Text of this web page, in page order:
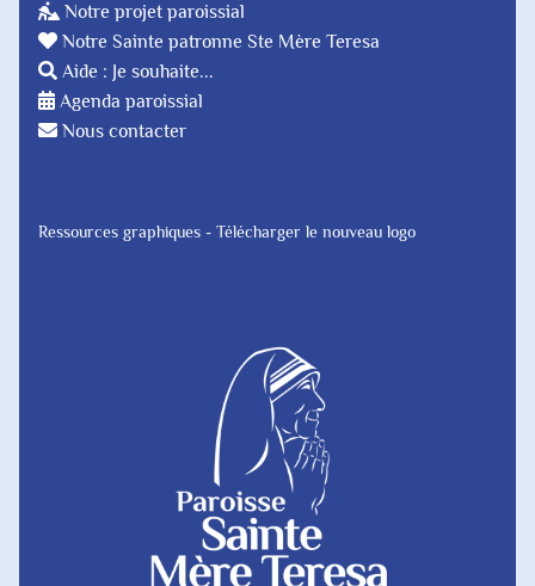
Notre projet paroissial
Notre Sainte patronne Ste Mère Teresa
Aide : Je souhaite...
Agenda paroissial
Nous contacter
Ressources graphiques - Télécharger le nouveau logo